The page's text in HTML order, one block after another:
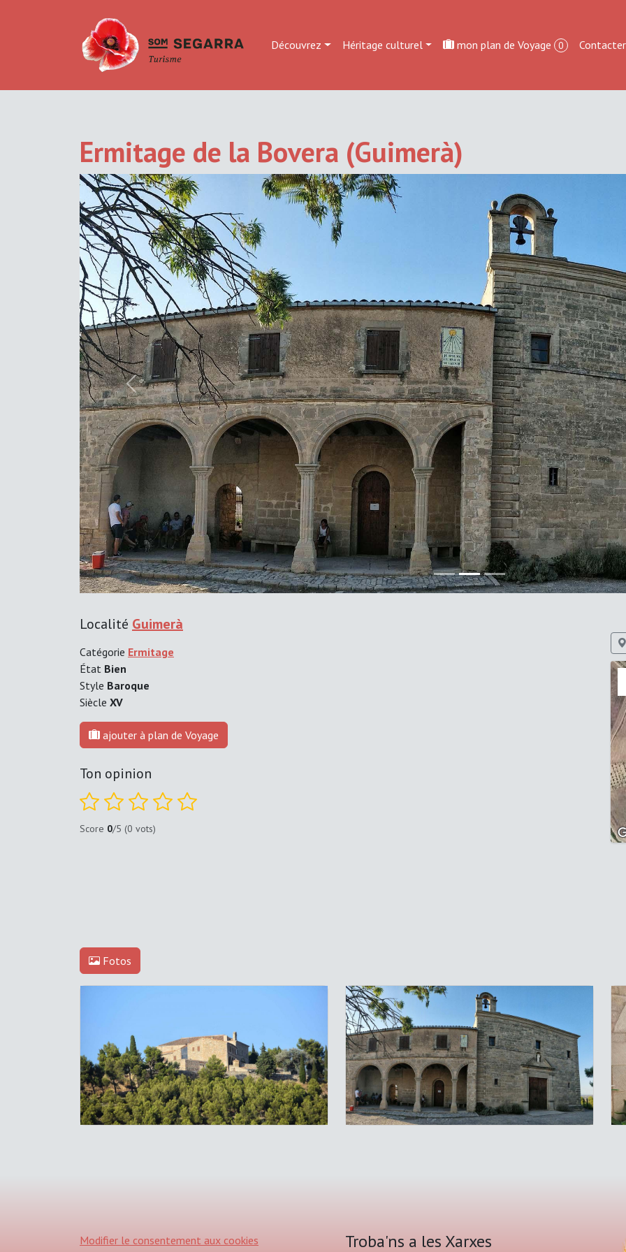
Découvrez Héritage culturel mon plan de Voyage 0 Contacter
Ermitage de la Bovera (Guimerà)
Previous
Localité Guimerà
Catégorie Ermitage
État Bien
Style Baroque
Siècle XV
ajouter à plan de Voyage
Ton opinion
Score 0/5 (0 vots)
Fotos
Modifier le consentement aux cookies
Troba'ns a les Xarxes